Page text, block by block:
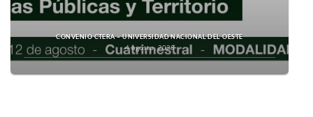
CONVENIO CTERA – UNIVERSIDAD NACIONAL DEL OESTE
4 agosto, 2026